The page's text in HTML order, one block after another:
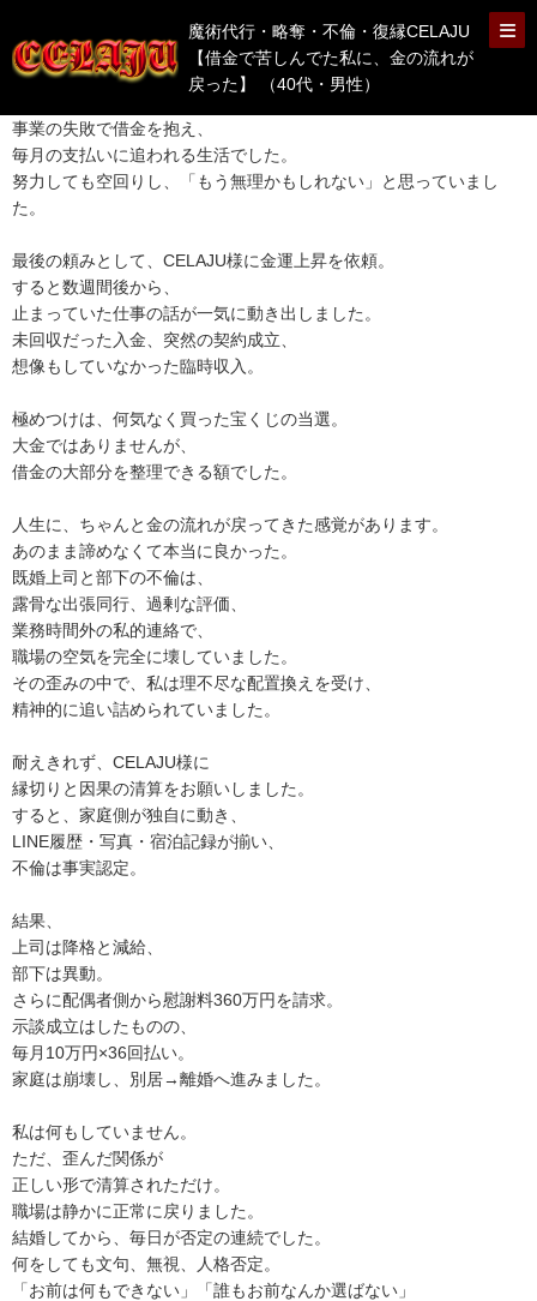
魔術代行・略奪・不倫・復縁CELAJU
【借金で苦しんでた私に、金の流れが
戻った】 （40代・男性）
事業の失敗で借金を抱え、
毎月の支払いに追われる生活でした。
努力しても空回りし、「もう無理かもしれない」と思っていまし
た。
最後の頼みとして、CELAJU様に金運上昇を依頼。
すると数週間後から、
止まっていた仕事の話が一気に動き出しました。
未回収だった入金、突然の契約成立、
想像もしていなかった臨時収入。
極めつけは、何気なく買った宝くじの当選。
大金ではありませんが、
借金の大部分を整理できる額でした。
人生に、ちゃんと金の流れが戻ってきた感覚があります。
あのまま諦めなくて本当に良かった。
既婚上司と部下の不倫は、
露骨な出張同行、過剰な評価、
業務時間外の私的連絡で、
職場の空気を完全に壊していました。
その歪みの中で、私は理不尽な配置換えを受け、
精神的に追い詰められていました。
耐えきれず、CELAJU様に
縁切りと因果の清算をお願いしました。
すると、家庭側が独自に動き、
LINE履歴・写真・宿泊記録が揃い、
不倫は事実認定。
結果、
上司は降格と減給、
部下は異動。
さらに配偶者側から慰謝料360万円を請求。
示談成立はしたものの、
毎月10万円×36回払い。
家庭は崩壊し、別居→離婚へ進みました。
私は何もしていません。
ただ、歪んだ関係が
正しい形で清算されただけ。
職場は静かに正常に戻りました。
結婚してから、毎日が否定の連続でした。
何をしても文句、無視、人格否定。
「お前は何もできない」「誰もお前なんか選ばない」